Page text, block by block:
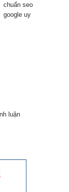
chuẩn seo
google uy
thiết kế web chuẩn seo
luận